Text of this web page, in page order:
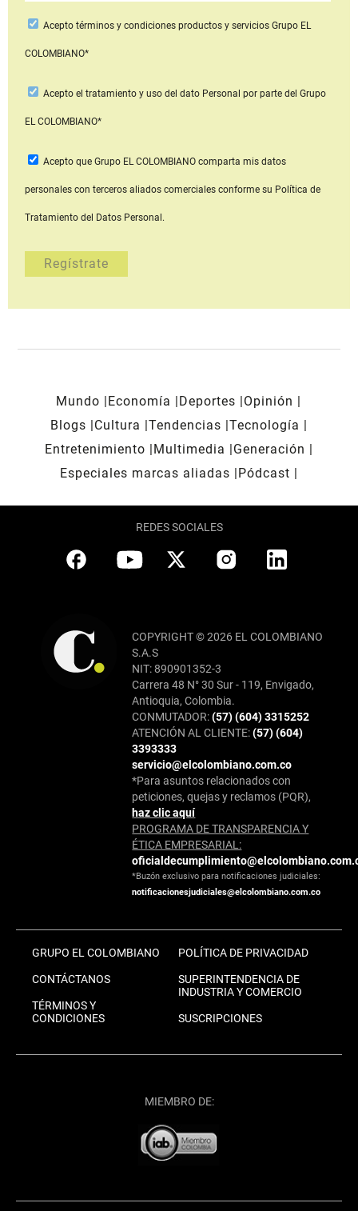
Aceptotérminos y condiciones productos y serviciosGrupo EL
COLOMBIANO*
Acepto el tratamiento y uso del dato Personal por parte del Grupo
EL COLOMBIANO*
Acepto que Grupo EL COLOMBIANOcomparta mis datos
personales con terceros aliados comerciales conforme su Política de
Tratamiento del Datos Personal.
Mundo Economía Deportes
Opinión
Blogs
Cultura Tendencias Tecnología
Entretenimiento
Multimedia
Generación
Especiales marcas aliadas
Pódcast
REDES SOCIALES
COPYRIGHT © 2026 EL COLOMBIANO
S.A.S
NIT: 890901352-3
Carrera 48 N° 30 Sur - 119, Envigado,
Antioquia, Colombia.
CONMUTADOR:(57) (604) 3315252
ATENCIÓN AL CLIENTE:(57) (604)
3393333
servicio@elcolombiano.com.co
*Para asuntos relacionados con
peticiones, quejas y reclamos (PQR),
haz clic aquí
PROGRAMA DE TRANSPARENCIA Y
ÉTICA EMPRESARIAL:
*Buzón exclusivo para notificaciones judiciales:
notificacionesjudiciales@elcolombiano.com.co
GRUPO EL COLOMBIANO
CONTÁCTANOS
TÉRMINOS Y
CONDICIONES
POLÍTICA DE PRIVACIDAD
SUPERINTENDENCIA DE
INDUSTRIA Y COMERCIO
SUSCRIPCIONES
MIEMBRO DE: